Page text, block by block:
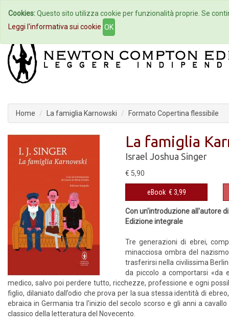
Home Autori Eventi
Home La famiglia Karnowski Formato Copertina flessibile
La famiglia
Israel Joshua Singer
€ 5,90
eBook € 3,99
Con un'introduzione all'autore
Edizione integrale
Tre generazioni di ebrei,
minacciosa ombra del
trasferirsi nella civilissima
da piccolo a comportarsi «da
medico, salvo poi perdere tutto, ricchezze, professione e ogni
figlio, dilaniato dall’odio che prova per la sua stessa identità di
ebraica in Germania tra l'inizio del secolo scorso e gli anni a
classico della letteratura del Novecento.
Cookies:Questo sito utilizza cookie per funzionalità proprie. Se
Leggi l'informativa sui cookie OK